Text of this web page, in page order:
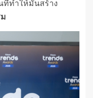
ที่ทำให้มันสร้าง